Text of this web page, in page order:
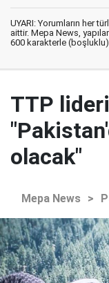
UYARI: Yorumların her
aittir. Mepa News,
600 karakterle (boşluklu)
TTP
olacak"
Mepa News >